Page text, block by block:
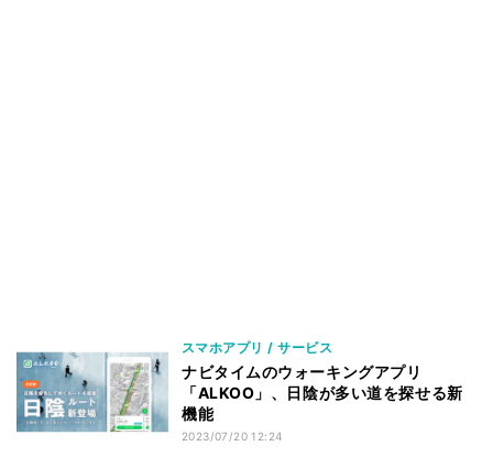
スマホアプリ / サービス
ナビタイムのウォーキングアプリ
「ALKOO」、日陰が多い道を探せる新
機能
2023/07/20 12:24